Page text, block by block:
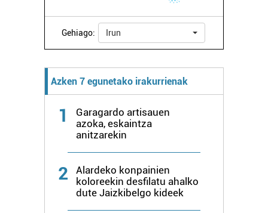
Gehiago: Irun
Azken 7 egunetako irakurrienak
1
Garagardo artisauen
azoka, eskaintza
anitzarekin
2
Alardeko konpainien
koloreekin desfilatu ahalko
dute Jaizkibelgo kideek